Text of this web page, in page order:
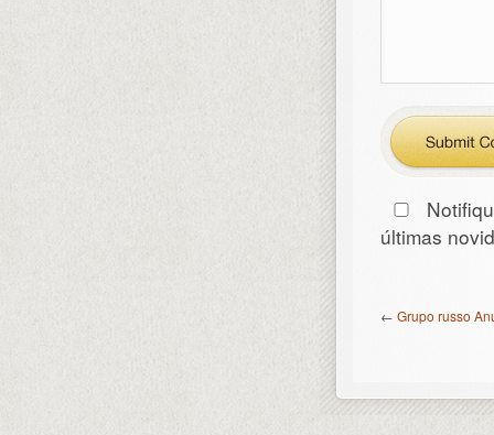
últimas
← Grupo russo